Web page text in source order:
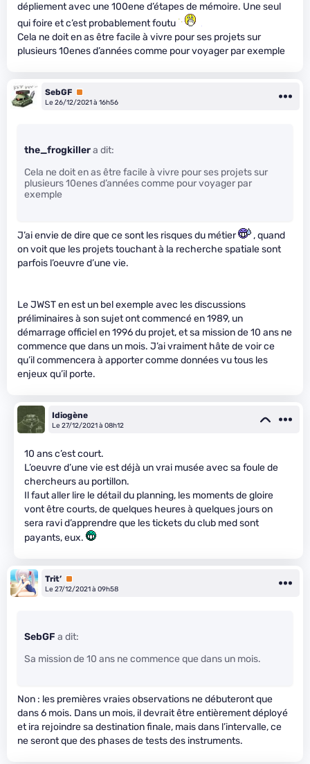
dépliement avec une 100ene d’étapes de mémoire. Une seul
qui foire et c’est probablement foutu
Cela ne doit en as être facile à vivre pour ses projets sur
plusieurs 10enes d’années comme pour voyager par exemple
SebGF Premium
Le 26/12/2021 à 16h56
the_frogkillera dit:
Cela ne doit en as être facile à vivre pour ses projets sur
plusieurs 10enes d’années comme pour voyager par
exemple
J’ai envie de dire que ce sont les risques du métier
, quand
on voit que les projets touchant à la recherche spatiale sont
parfois l’oeuvre d’une vie.
Le JWST en est un bel exemple avec les discussions
préliminaires à son sujet ont commencé en 1989, un
démarrage officiel en 1996 du projet, et sa mission de 10 ans ne
commence que dans un mois. J’ai vraiment hâte de voir ce
qu’il commencera à apporter comme données vu tous les
enjeux qu’il porte.
Idiogène
Le 27/12/2021 à 08h12
10 ans c’est court.
L’oeuvre d’une vie est déjà un vrai musée avec sa foule de
chercheurs au portillon.
Il faut aller lire le détail du planning, les moments de gloire
vont être courts, de quelques heures à quelques jours on
sera ravi d’apprendre que les tickets du club med sont
payants, eux.
Trit’ Premium
Le 27/12/2021 à 09h58
SebGF a dit:
Sa mission de 10 ans ne commence que dans un mois.
Non : les premières vraies observations ne débuteront que
dans 6 mois. Dans un mois, il devrait être entièrement déployé
et ira rejoindre sa destination finale, mais dans l’intervalle, ce
ne seront que des phases de tests des instruments.